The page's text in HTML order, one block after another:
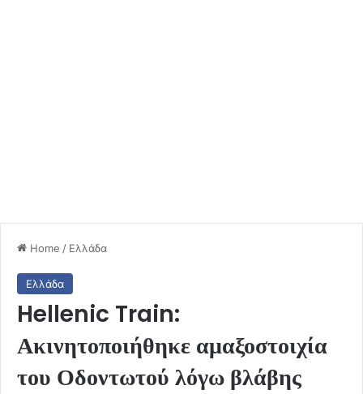
Home / Ελλάδα
Ελλάδα
Hellenic Train:
Ακινητοποιήθηκε αμαξοστοιχία
του Οδοντωτού λόγω βλάβης